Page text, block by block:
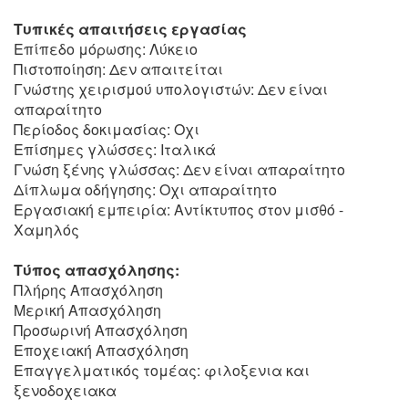
Τυπικές απαιτήσεις εργασίας
Επίπεδο μόρωσης: Λύκειο
Πιστοποίηση: Δεν απαιτείται
Γνώστης χειρισμού υπολογιστών: Δεν είναι
απαραίτητο
Περίοδος δοκιμασίας: Οχι
Επίσημες γλώσσες: Ιταλικά
Γνώση ξένης γλώσσας: Δεν είναι απαραίτητο
Δίπλωμα οδήγησης: Οχι απαραίτητο
Εργασιακή εμπειρία: Αντίκτυπος στον μισθό -
Χαμηλός
Τύπος απασχόλησης:
Πλήρης Απασχόληση
Μερική Απασχόληση
Προσωρινή Απασχόληση
Εποχειακή Απασχόληση
Επαγγελματικός τομέας: φιλοξενια και
ξενοδοχειακα